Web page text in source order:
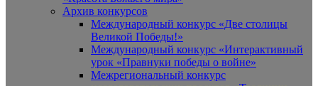
Архив конкурсов
Международный конкурс «Две столицы
Великой Победы!»
Международный конкурс «Интерактивный
урок «Правнуки победы о войне»
Межрегиональный конкурс